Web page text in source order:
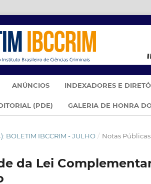
ANÚNCIOS INDEXADORES E
(PDE) GALERIA DE HONRA
BOLETIM IBCCRIM - JULHO / Notas Públicas
da Lei Complementar